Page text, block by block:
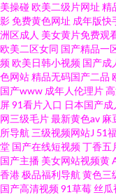
美操碰欧美二级片网址 精
影免费黄色网址 成年版快
洲区成人 美女黄片免费观
欧美二区女同 国产精品一
频欧美日韩小视频 国产成
色网站精品无码国产二品
国产www 成年人伦理片
屏91看片入口 日本国产
网三级毛片最新黄色av 麻
所导航 三级视频网站J 51
堂 国产在线短视频丁香五
国产主播 美女网站视频黄
香港极品福利导航 黄色三
国产高清视频91草莓丝瓜